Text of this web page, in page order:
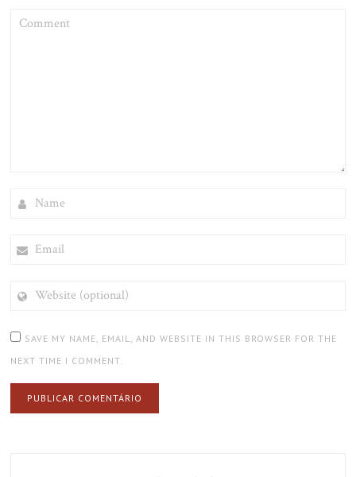
(OPTIONAL)
SAVE MY NAME, EMAIL, AND WEBSITE IN THIS BROWSER FOR THE
NEXT TIME I COMMENT.